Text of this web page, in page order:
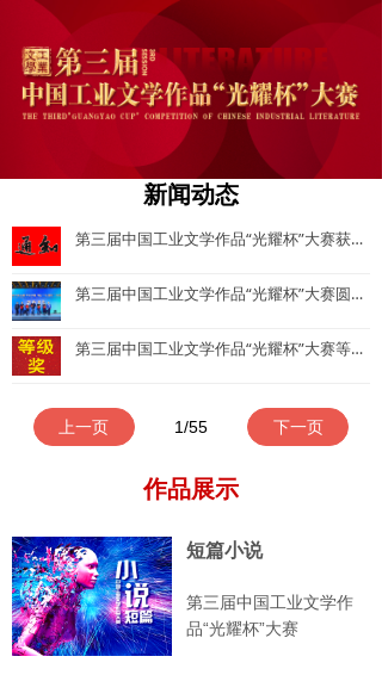
新闻动态
第三届中国工业文学作品“光耀杯”大赛获奖证书和奖杯邮寄通知​
第三届中国工业文学作品“光耀杯”大赛圆满收官 共89部作品获奖-中国工业文学作品大赛
第三届中国工业文学作品“光耀杯”大赛等级奖获奖名单
上一页 下一页
1/55
作品展示
短篇小说
第三届中国工业文学作
品“光耀杯”大赛